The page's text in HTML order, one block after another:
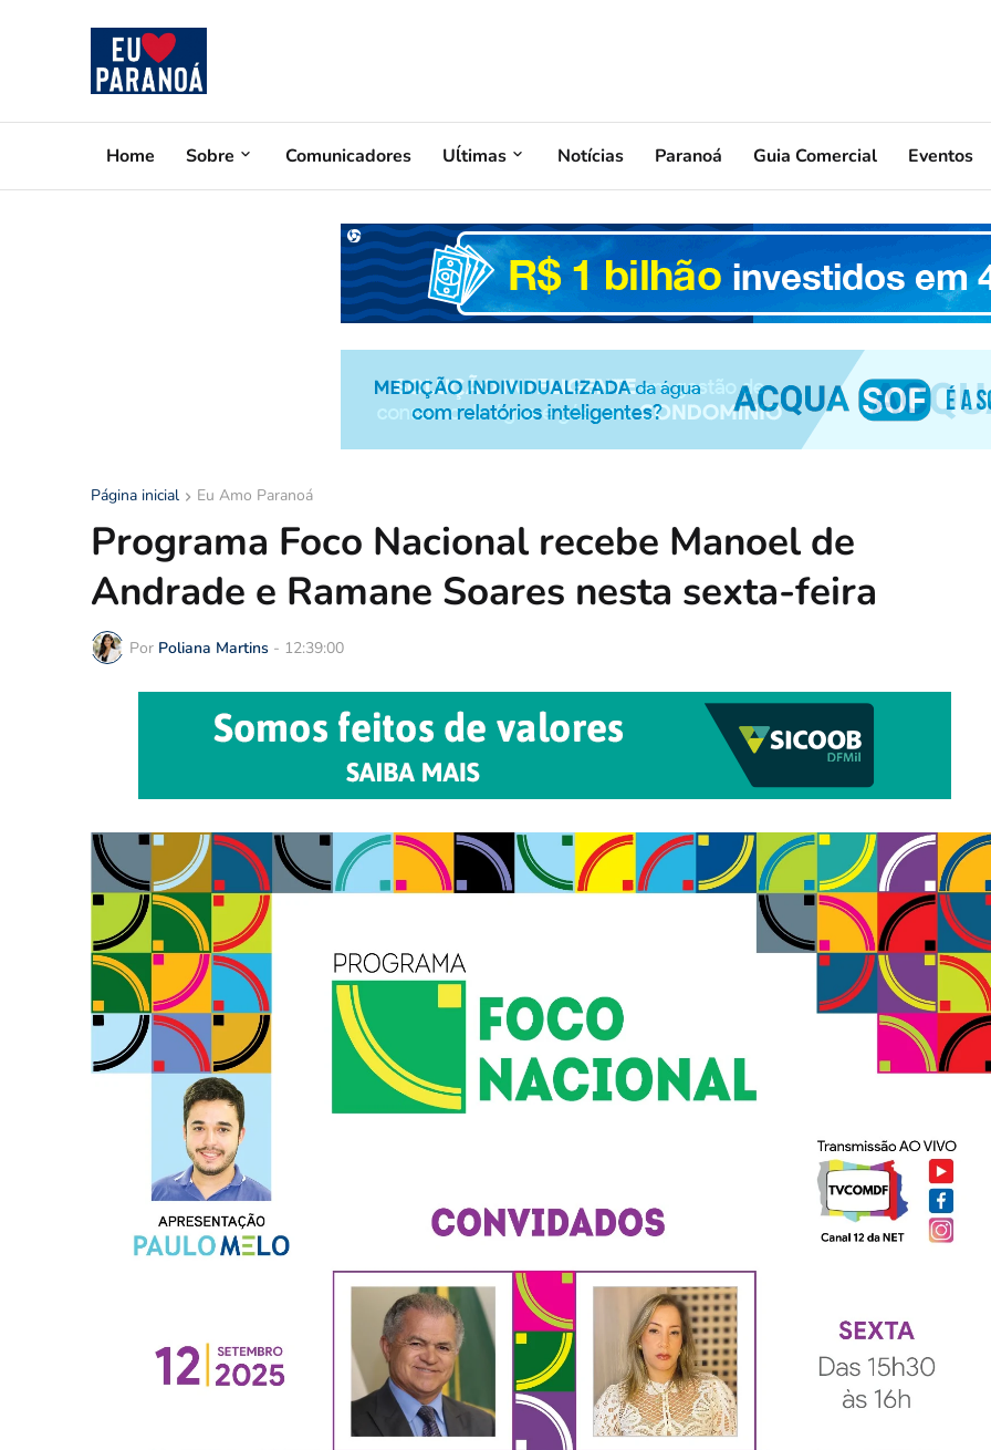
Home Sobre Comunicadores Uĺtimas Notícias Paranoá Guia Comercial Eventos
Página inicial Eu Amo Paranoá
Programa Foco Nacional recebe Manoel de
Andrade e Ramane Soares nesta sexta-feira
Por Poliana Martins - 12:39:00